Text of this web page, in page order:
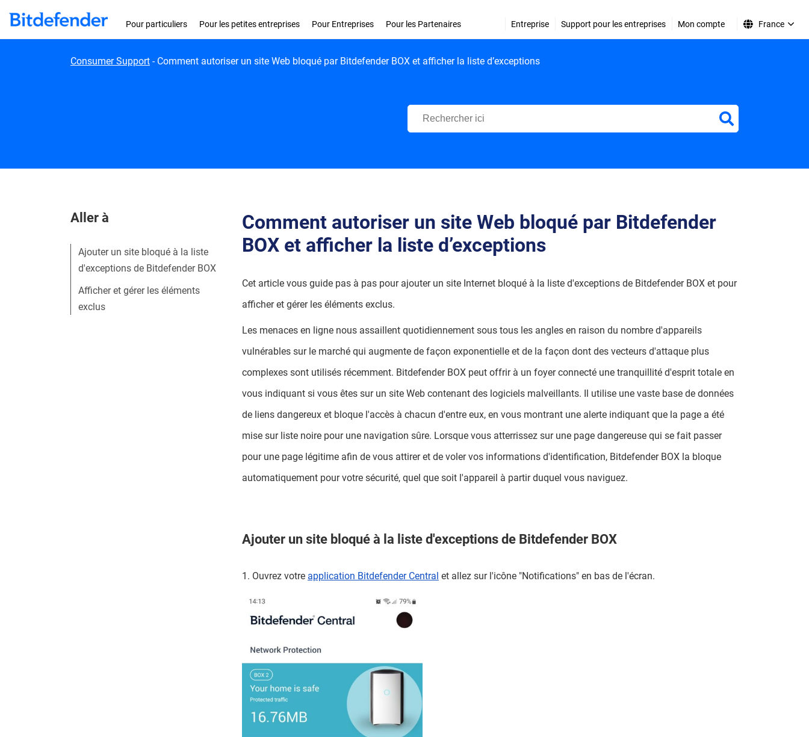
Skip to content
Pour particuliers Pour les petites entreprises Pour Entreprises Pour les Partenaires Entreprise Support pour les entreprises Mon compte France
Consumer Support - Comment autoriser un site Web bloqué par Bitdefender BOX et afficher la liste d’exceptions
Centre d'Assistance Bitdefender
Aller à
Ajouter un site bloqué à la liste
d'exceptions de Bitdefender BOX
Afficher et gérer les éléments
exclus
Comment autoriser un site Web bloqué par Bitdefender
BOX et afficher la liste d’exceptions
Cet article vous guide pas à pas pour ajouter un site Internet bloqué à la liste d'exceptions de Bitdefender BOX et pour
afficher et gérer les éléments exclus.
Les menaces en ligne nous assaillent quotidiennement sous tous les angles en raison du nombre d'appareils
vulnérables sur le marché qui augmente de façon exponentielle et de la façon dont des vecteurs d'attaque plus
complexes sont utilisés récemment. Bitdefender BOX peut offrir à un foyer connecté une tranquillité d'esprit totale en
vous indiquant si vous êtes sur un site Web contenant des logiciels malveillants. Il utilise une vaste base de données
de liens dangereux et bloque l'accès à chacun d'entre eux, en vous montrant une alerte indiquant que la page a été
mise sur liste noire pour une navigation sûre. Lorsque vous atterrissez sur une page dangereuse qui se fait passer
pour une page légitime afin de vous attirer et de voler vos informations d'identification, Bitdefender BOX la bloque
automatiquement pour votre sécurité, quel que soit l'appareil à partir duquel vous naviguez.
Ajouter un site bloqué à la liste d'exceptions de Bitdefender BOX
1. Ouvrez votre application Bitdefender Central et allez sur l'icône "Notifications" en bas de l'écran.